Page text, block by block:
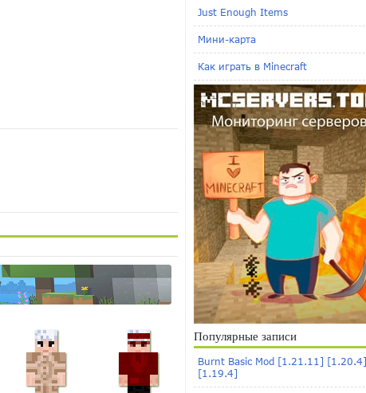
Just Enough Items
Мини-карта
Как играть в Minecraft
Популярные записи
Burnt Basic Mod [1.21.11] [1.20.4]
[1.19.4]